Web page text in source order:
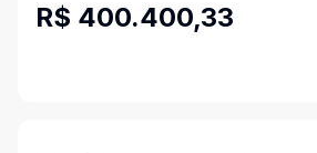
R$ 400.400,33